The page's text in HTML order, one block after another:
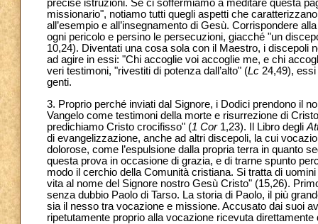
precise istruzioni. Se ci soffermiamo a meditare questa
missionario", notiamo tutti quegli aspetti che
all’esempio e all’insegnamento di Gesù. Corrispondere
ogni pericolo e persino le persecuzioni, giacché "un
10,24). Diventati una cosa sola con il Maestro, i discepoli
ad agire in essi: "Chi accoglie voi accoglie me, e chi
veri testimoni, "rivestiti di potenza dall’alto" (Lc 24,49),
genti.
3. Proprio perché inviati dal Signore, i Dodici prendono il
Vangelo come testimoni della morte e risurrezione di
predichiamo Cristo crocifisso" (1 Cor 1,23). Il Libro degli
di evangelizzazione, anche ad altri discepoli, la cui
dolorose, come l’espulsione dalla propria terra in quanto
questa prova in occasione di grazia, e di trarne spunto
modo il cerchio della Comunità cristiana. Si tratta di
vita al nome del Signore nostro Gesù Cristo" (15,26).
senza dubbio Paolo di Tarso. La storia di Paolo, il più
sia il nesso tra vocazione e missione. Accusato dai suoi
ripetutamente proprio alla vocazione ricevuta